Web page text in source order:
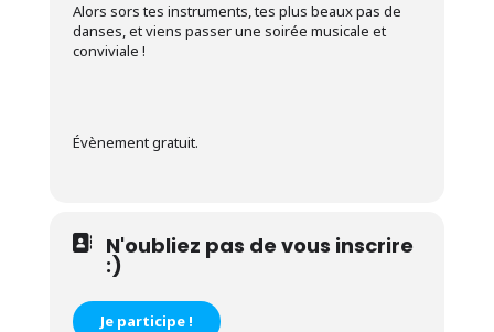
Alors sors tes instruments, tes plus beaux pas de
danses, et viens passer une soirée musicale et
conviviale !
Évènement gratuit.
N'oubliez pas de vous inscrire
:)
Je participe !